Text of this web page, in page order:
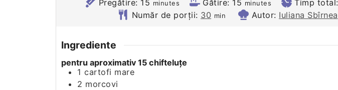
Pregătire: 15 minutes Gătire: 15 minutes Timp total:
Număr de porții: 30 min Autor: Iuliana Sbîrnea
Ingrediente
pentru aproximativ 15 chifteluţe
1 cartofi mare
2 morcovi